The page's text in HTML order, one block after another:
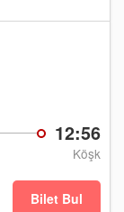
12:56
Köşk
Bilet Bul